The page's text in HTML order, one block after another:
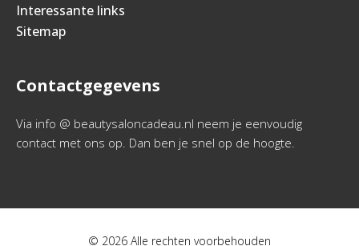
Interessante links
Sitemap
Contactgegevens
Via info @ beautysaloncadeau.nl neem je eenvoudig
contact met ons op. Dan ben je snel op de hoogte.
© 2026 Alle rechten voorbehouden